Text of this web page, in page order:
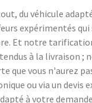
du véhicule
expérimentés
Et notre
à la livraison ;
que vous n'aurez
ou via un devis
à votre